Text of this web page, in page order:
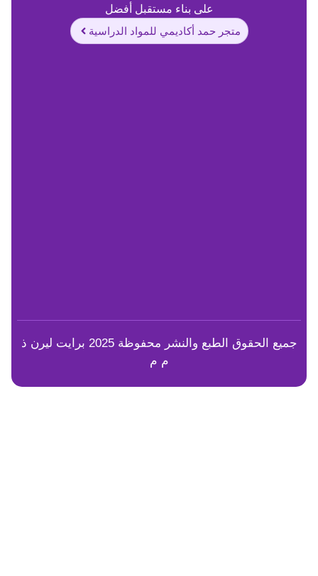
على بناء مستقبل أفضل
متجر حمد أكاديمي للمواد الدراسية
جميع الحقوق الطبع والنشر محفوظة 2025 برايت ليرن ذ
م م